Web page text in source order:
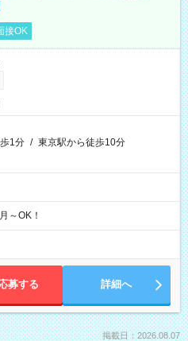
接OK
1分 / 東京駅から徒歩10分
OK！
募する 詳細へ
掲載日：2026.08.07